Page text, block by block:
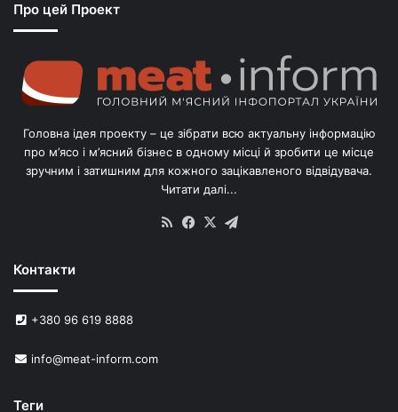
п
о
е
й
У
р
ї
Про цей Проект
Головна ідея проекту – це зібрати всю актуальну інформацію
про м’ясо і м’ясний бізнес в одному місці й зробити це місце
зручним і затишним для кожного зацікавленого відвідувача.
Читати далі...
RSS Facebook
X
Контакти
+380 96 619 8888
info@meat-inform.com
Теги